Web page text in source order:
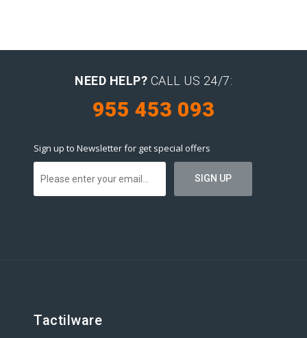
NEED HELP? CALL US 24/7:
955 453 093
Sign up to Newsletter for get special offers
Tactilware